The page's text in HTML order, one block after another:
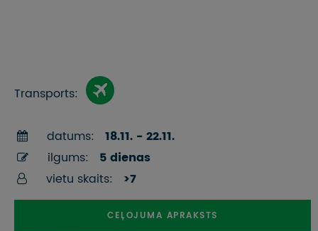
Transports:
datums:
18.11. - 22.11.
ilgums:
5 dienas
vietu skaits:
>7
CEĻOJUMA APRAKSTS